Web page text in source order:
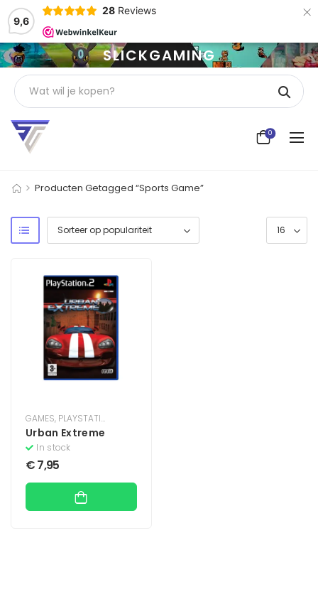
9,6
28 Reviews ×
SLICKGAMING
0
> Producten Getagged “sports Game”
GAMES, PLAYSTATION
Urban Extreme
In stock
€7,95